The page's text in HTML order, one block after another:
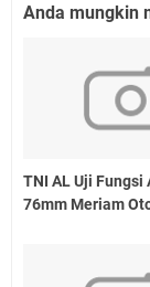
Anda mungkin
TNI AL Uji Fungsi
76mm Meriam